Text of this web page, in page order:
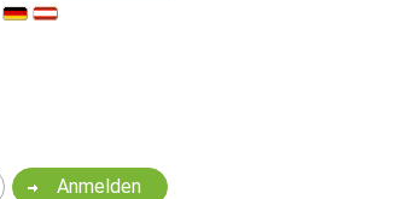
Anmelden